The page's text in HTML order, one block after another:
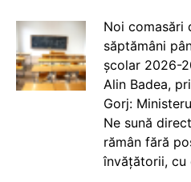
Noi comasări
săptămâni
școlar 2026-
Alin Badea,
Gorj:
Ne sună
rămân fără
învățătorii, cu